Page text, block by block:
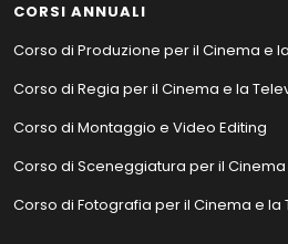
CORSI ANNUALI
Corso di Produzione per il Cinema e
Corso di Regia per il Cinema e la
Corso di Montaggio e Video Editing
Corso di Sceneggiatura per il
Corso di Fotografia per il Cinema e la